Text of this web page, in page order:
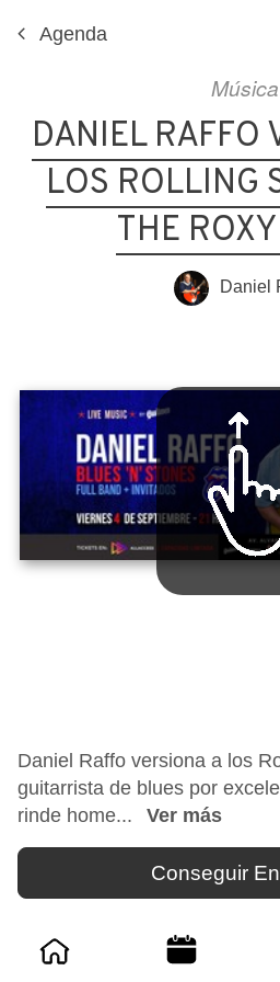
Agenda
Música
DANIEL RAFFO
LOS ROLLING
THE
Daniel
Daniel Raffo versiona a los
guitarrista de blues por
rinde home...
Ver más
Conseguir